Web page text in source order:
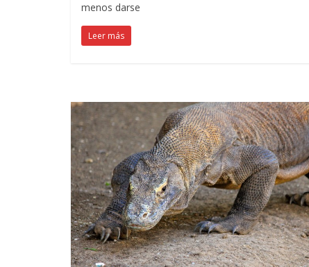
menos darse
Leer más